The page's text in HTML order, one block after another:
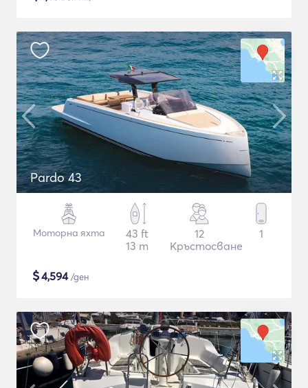
Pardo 43
Моторна яхта
43 ft
13 m
12
Кръстосване
1
$4,594/ден